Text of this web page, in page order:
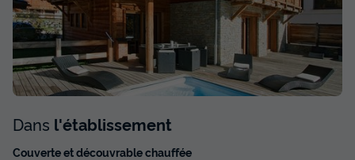
Dans l'établissement
Couverte et découvrable chauffée